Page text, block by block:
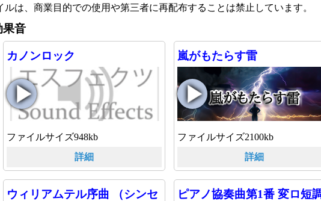
は、商業目的での使用や第三者に再配布することは禁止しています。
果音
カノンロック
ファイルサイズ948kb
詳細
嵐がもたらす雷
ファイルサイズ2100kb
詳細
ウィリアムテル序曲 （シンセ
ピアノ協奏曲第1番 変ロ短